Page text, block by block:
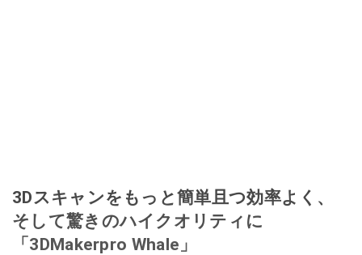
3Dスキャンをもっと簡単且つ効率よく、
そして驚きのハイクオリティに
「3DMakerpro Whale」